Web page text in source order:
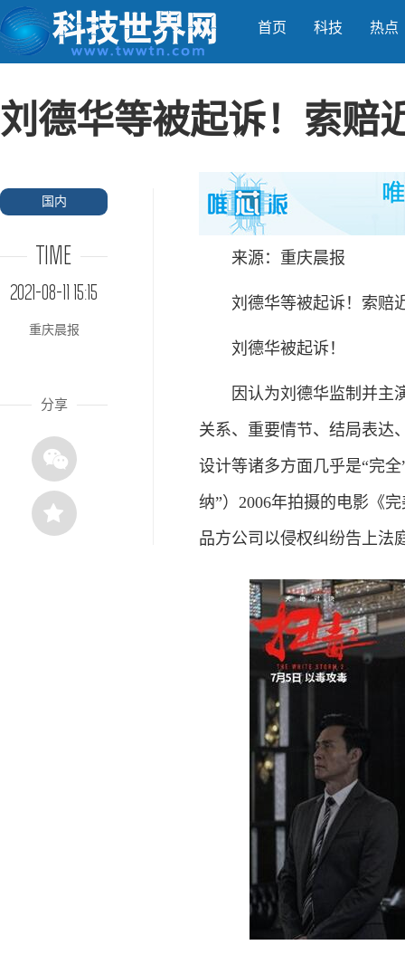
首页 科技 热点
刘德华等被起诉！索赔
国内
TIME
2021-08-11 15:15
重庆晨报
分享
来源：重庆晨报
刘德华等被起诉！索赔
刘德华被起诉！
因认为刘德华监制并主演
关系、重要情节、结局表达
设计等诸多方面几乎是“完
纳”）2006年拍摄的电影《
品方公司以侵权纠纷告上法